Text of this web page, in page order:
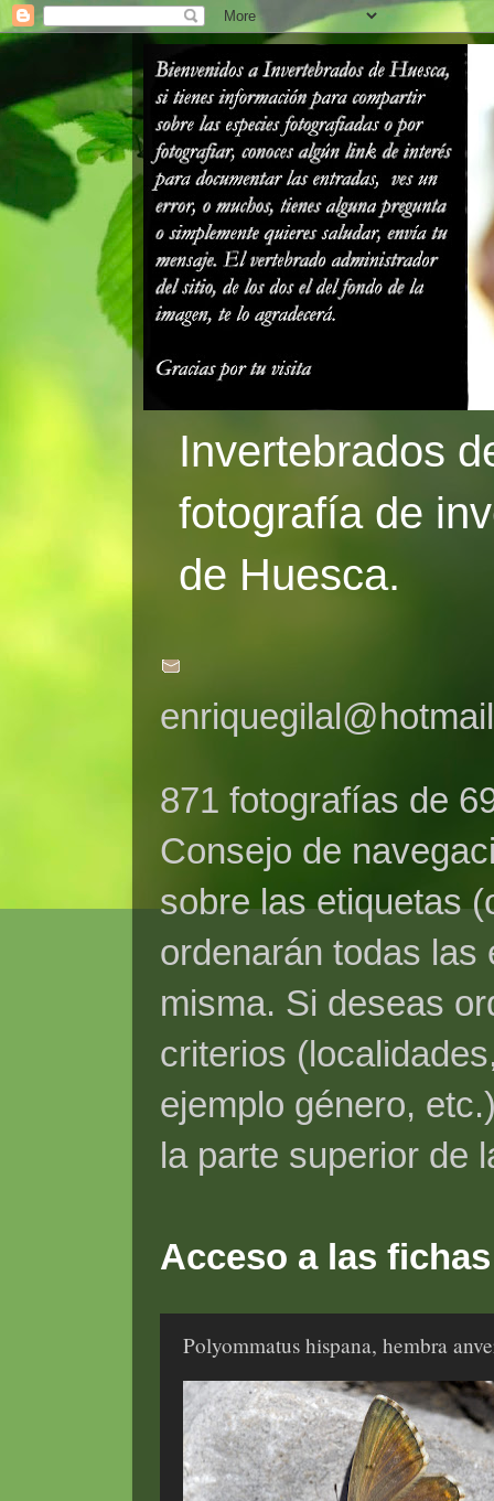
Invertebrados
fotografía de
de Huesca.
871 fotografías de
Consejo de
sobre las etiquetas
ordenarán todas las
misma. Si deseas
criterios
ejemplo género,
la parte superior de
Acceso a las
Polyommatus hispana, hembra